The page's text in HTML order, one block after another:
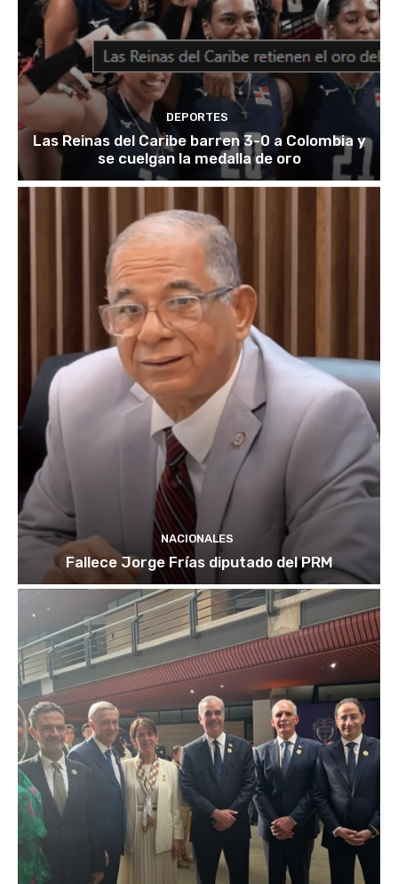
DEPORTES
Las Reinas del Caribe barren 3-0 a Colombia y
se cuelgan la medalla de oro
NACIONALES
Fallece Jorge Frías diputado del PRM